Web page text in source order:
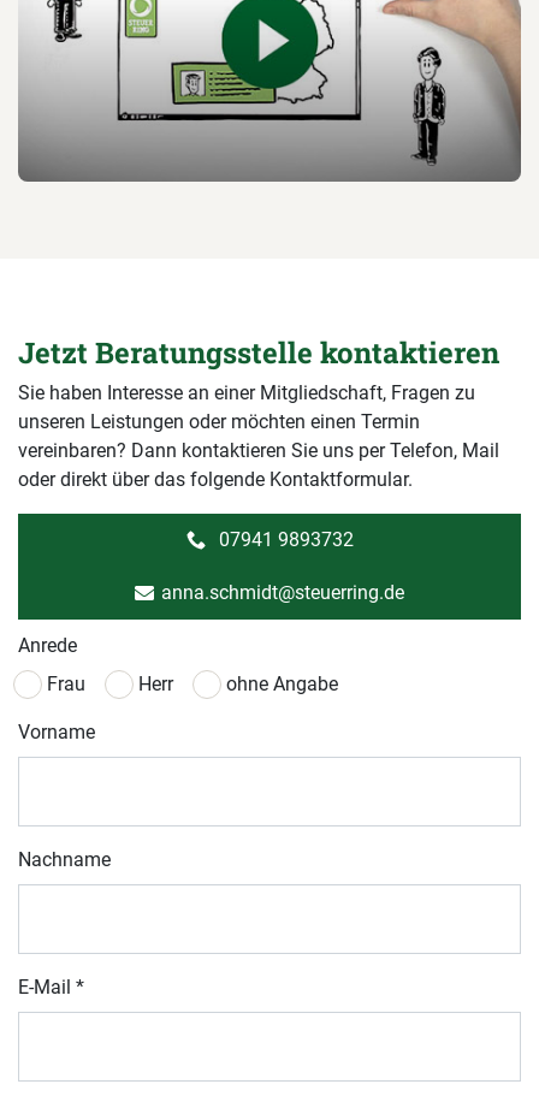
Jetzt Beratungsstelle kontaktieren
Sie haben Interesse an einer Mitgliedschaft, Fragen zu
unseren Leistungen oder möchten einen Termin
vereinbaren? Dann kontaktieren Sie uns per Telefon, Mail
oder direkt über das folgende Kontaktformular.
07941 9893732
anna.schmidt@steuerring.de
Anrede
Frau
Herr ohne Angabe
Vorname
Nachname
E-Mail *